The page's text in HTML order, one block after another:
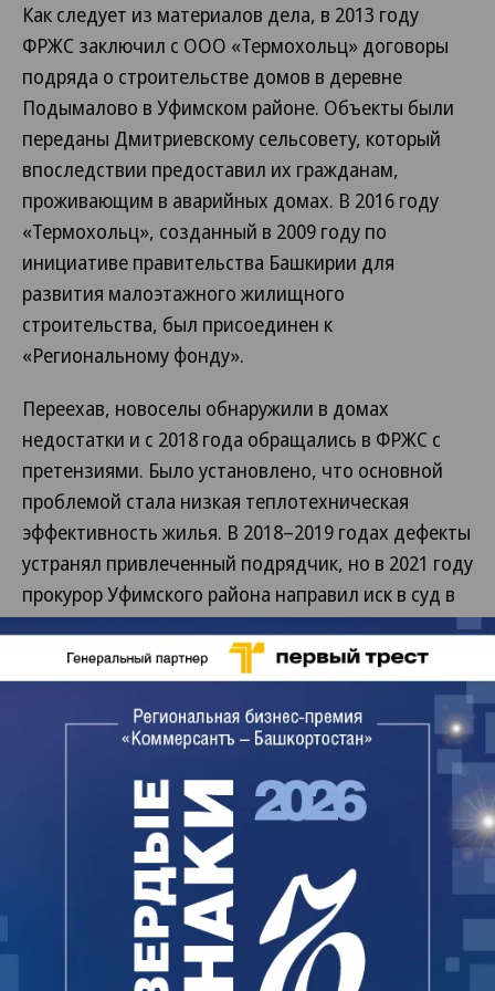
Как следует из материалов дела, в 2013 году
ФРЖС заключил с ООО «Термохольц» договоры
подряда о строительстве домов в деревне
Подымалово в Уфимском районе. Объекты были
переданы Дмитриевскому сельсовету, который
впоследствии предоставил их гражданам,
проживающим в аварийных домах. В 2016 году
«Термохольц», созданный в 2009 году по
инициативе правительства Башкирии для
развития малоэтажного жилищного
строительства, был присоединен к
«Региональному фонду».
Переехав, новоселы обнаружили в домах
недостатки и с 2018 года обращались в ФРЖС с
претензиями. Было установлено, что основной
проблемой стала низкая теплотехническая
эффективность жилья. В 2018–2019 годах дефекты
устранял привлеченный подрядчик, но в 2021 году
прокурор Уфимского района направил иск в суд в
защиту переселенных граждан. В сентябре 2022
года Уфимский районный суд обязал
администрацию и ФРЖС выделить физлицам
другое жилье. Фонд обменял бракованные
квартиры на жилые помещения в поселке
Миловка. Посчитав, что рыночная стоимость
предоставленного жилья составила 15 млн руб.,
он направил претензию в «Региональный фонд», а
затем иск в суд.
Первая инстанция, а вслед за ней и апелляция,
отказали в удовлетворении иска, отметив, что